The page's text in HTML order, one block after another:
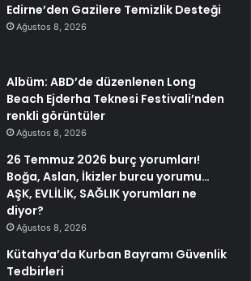
Edirne’den Gazilere Temizlik Desteği
Ağustos 8, 2026
Albüm: ABD’de düzenlenen Long
Beach Ejderha Teknesi Festivali’nden
renkli görüntüler
Ağustos 8, 2026
26 Temmuz 2026 burç yorumları!
Boğa, Aslan, İkizler burcu yorumu…
AŞK, EVLİLİK, SAĞLIK yorumları ne
diyor?
Ağustos 8, 2026
Kütahya’da Kurban Bayramı Güvenlik
Tedbirleri